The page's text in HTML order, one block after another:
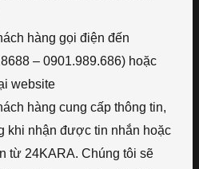
hàng gọi điện đến
– 0901.989.686) hoặc
website
hàng cung cấp thông tin,
khi nhận được tin nhắn hoặc
từ 24KARA. Chúng tôi sẽ